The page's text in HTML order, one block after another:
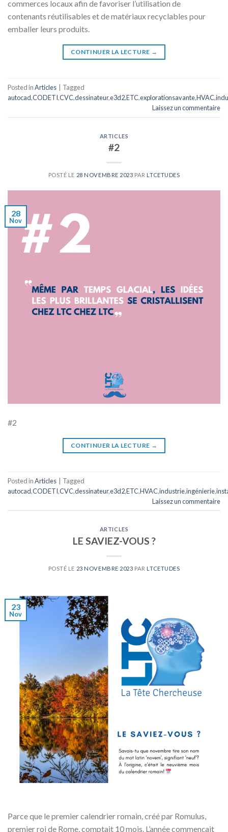
commerces locaux afin de favoriser l’utilisation de
contenants réutilisables et de matériaux recyclables pour
emballer leurs produits.
CONTINUER LA LECTURE →
Posted inArticles
Tagged
autocad,CODETI,CVC,dessinateur,e3d2,ETC,explorationsavante,HVAC,
Laissez un commentaire
ARTICLES
#2
POSTÉ LE 28 NOVEMBRE 2023 PAR LTCETUDES
28
Nov
#2
CONTINUER LA LECTURE →
Posted inArticles | Tagged
autocad,CODETI,CVC,dessinateur,e3d2,ETC,HVAC,industrie,ingénierie,
Laissez un commentaire
ARTICLES
LE SAVIEZ-VOUS ?
POSTÉ LE 23 NOVEMBRE 2023 PAR LTCETUDES
23
Nov
Parce que le premier calendrier romain, créé par Romulus,
premier roi de Rome, comptait 10 mois. L’année commençait